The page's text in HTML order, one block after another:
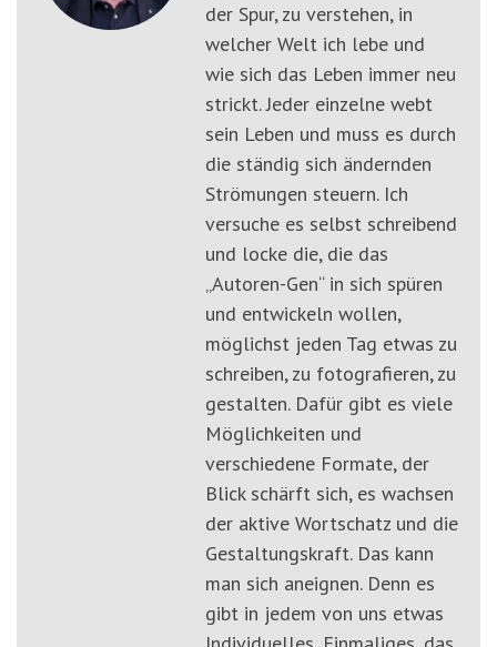
der Spur, zu verstehen, in
welcher Welt ich lebe und
wie sich das Leben immer neu
strickt. Jeder einzelne webt
sein Leben und muss es durch
die ständig sich ändernden
Strömungen steuern. Ich
versuche es selbst schreibend
und locke die, die das
„Autoren-Gen“ in sich spüren
und entwickeln wollen,
möglichst jeden Tag etwas zu
schreiben, zu fotografieren, zu
gestalten. Dafür gibt es viele
Möglichkeiten und
verschiedene Formate, der
Blick schärft sich, es wachsen
der aktive Wortschatz und die
Gestaltungskraft. Das kann
man sich aneignen. Denn es
gibt in jedem von uns etwas